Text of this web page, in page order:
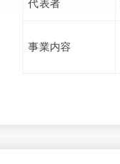
代表者
事業内容